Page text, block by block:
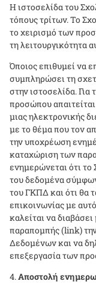
Hιστοσελίδα του
τόπους τρίτων. Το
το χειρισμό των
τη λειτουργικότητα
Όποιος επιθυμεί να
συμπληρώσει τη
στην ιστοσελίδα.
προσώπου
μιας ηλεκτρονικής
με το θέμα που τον
την υποχρέωση
καταχώριση των
ενημερώνεται ότι το
του δεδομένα
του ΓΚΠΔ και ότι θα
επικοινωνίας με
καλείται να
παραπομπής (link)
Δεδομένων και να
επεξεργασία των
Αποστολή